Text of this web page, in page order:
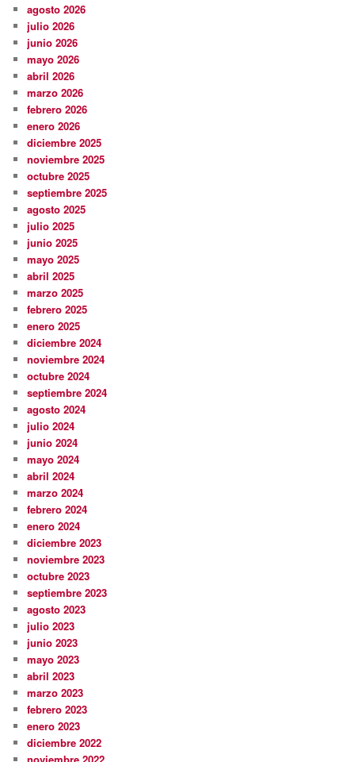
agosto 2026
julio 2026
junio 2026
mayo 2026
abril 2026
marzo 2026
febrero 2026
enero 2026
diciembre 2025
noviembre 2025
octubre 2025
septiembre 2025
agosto 2025
julio 2025
junio 2025
mayo 2025
abril 2025
marzo 2025
febrero 2025
enero 2025
diciembre 2024
noviembre 2024
octubre 2024
septiembre 2024
agosto 2024
julio 2024
junio 2024
mayo 2024
abril 2024
marzo 2024
febrero 2024
enero 2024
diciembre 2023
noviembre 2023
octubre 2023
septiembre 2023
agosto 2023
julio 2023
junio 2023
mayo 2023
abril 2023
marzo 2023
febrero 2023
enero 2023
diciembre 2022